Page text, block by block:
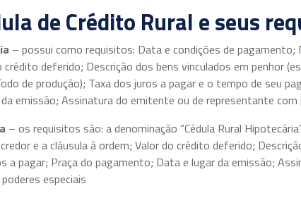
de Crédito Rural e seus
– possui como requisitos: Data e condições de pagamento;
deferido; Descrição dos bens vinculados em penhor
de produção); Taxa dos juros a pagar e o tempo de seu
emissão; Assinatura do emitente ou de representante com
– os requisitos são: a denominação “Cédula Rural
e a cláusula à ordem; Valor do crédito deferido;
a pagar; Praça do pagamento; Data e lugar da emissão;
especiais